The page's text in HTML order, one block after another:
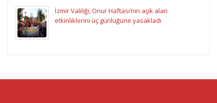
İzmir Valiliği, Onur Haftası’nın açık alan
etkinliklerini üç günlüğüne yasakladı